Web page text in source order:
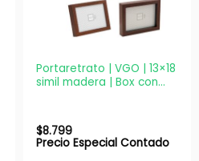
Portaretrato | VGO | 13×18
simil madera | Box con
$8.799
Precio Especial Contado